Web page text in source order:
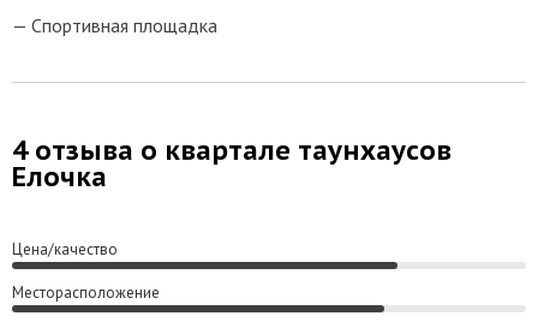
Спортивная площадка
4 отзыва о квартале таунхаусов
Елочка
Цена/качество
Месторасположение